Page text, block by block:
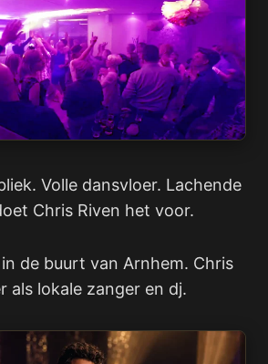
Volle dansvloer. Lachende
Chris Riven het voor.
de buurt van Arnhem. Chris
als lokale zanger en dj.